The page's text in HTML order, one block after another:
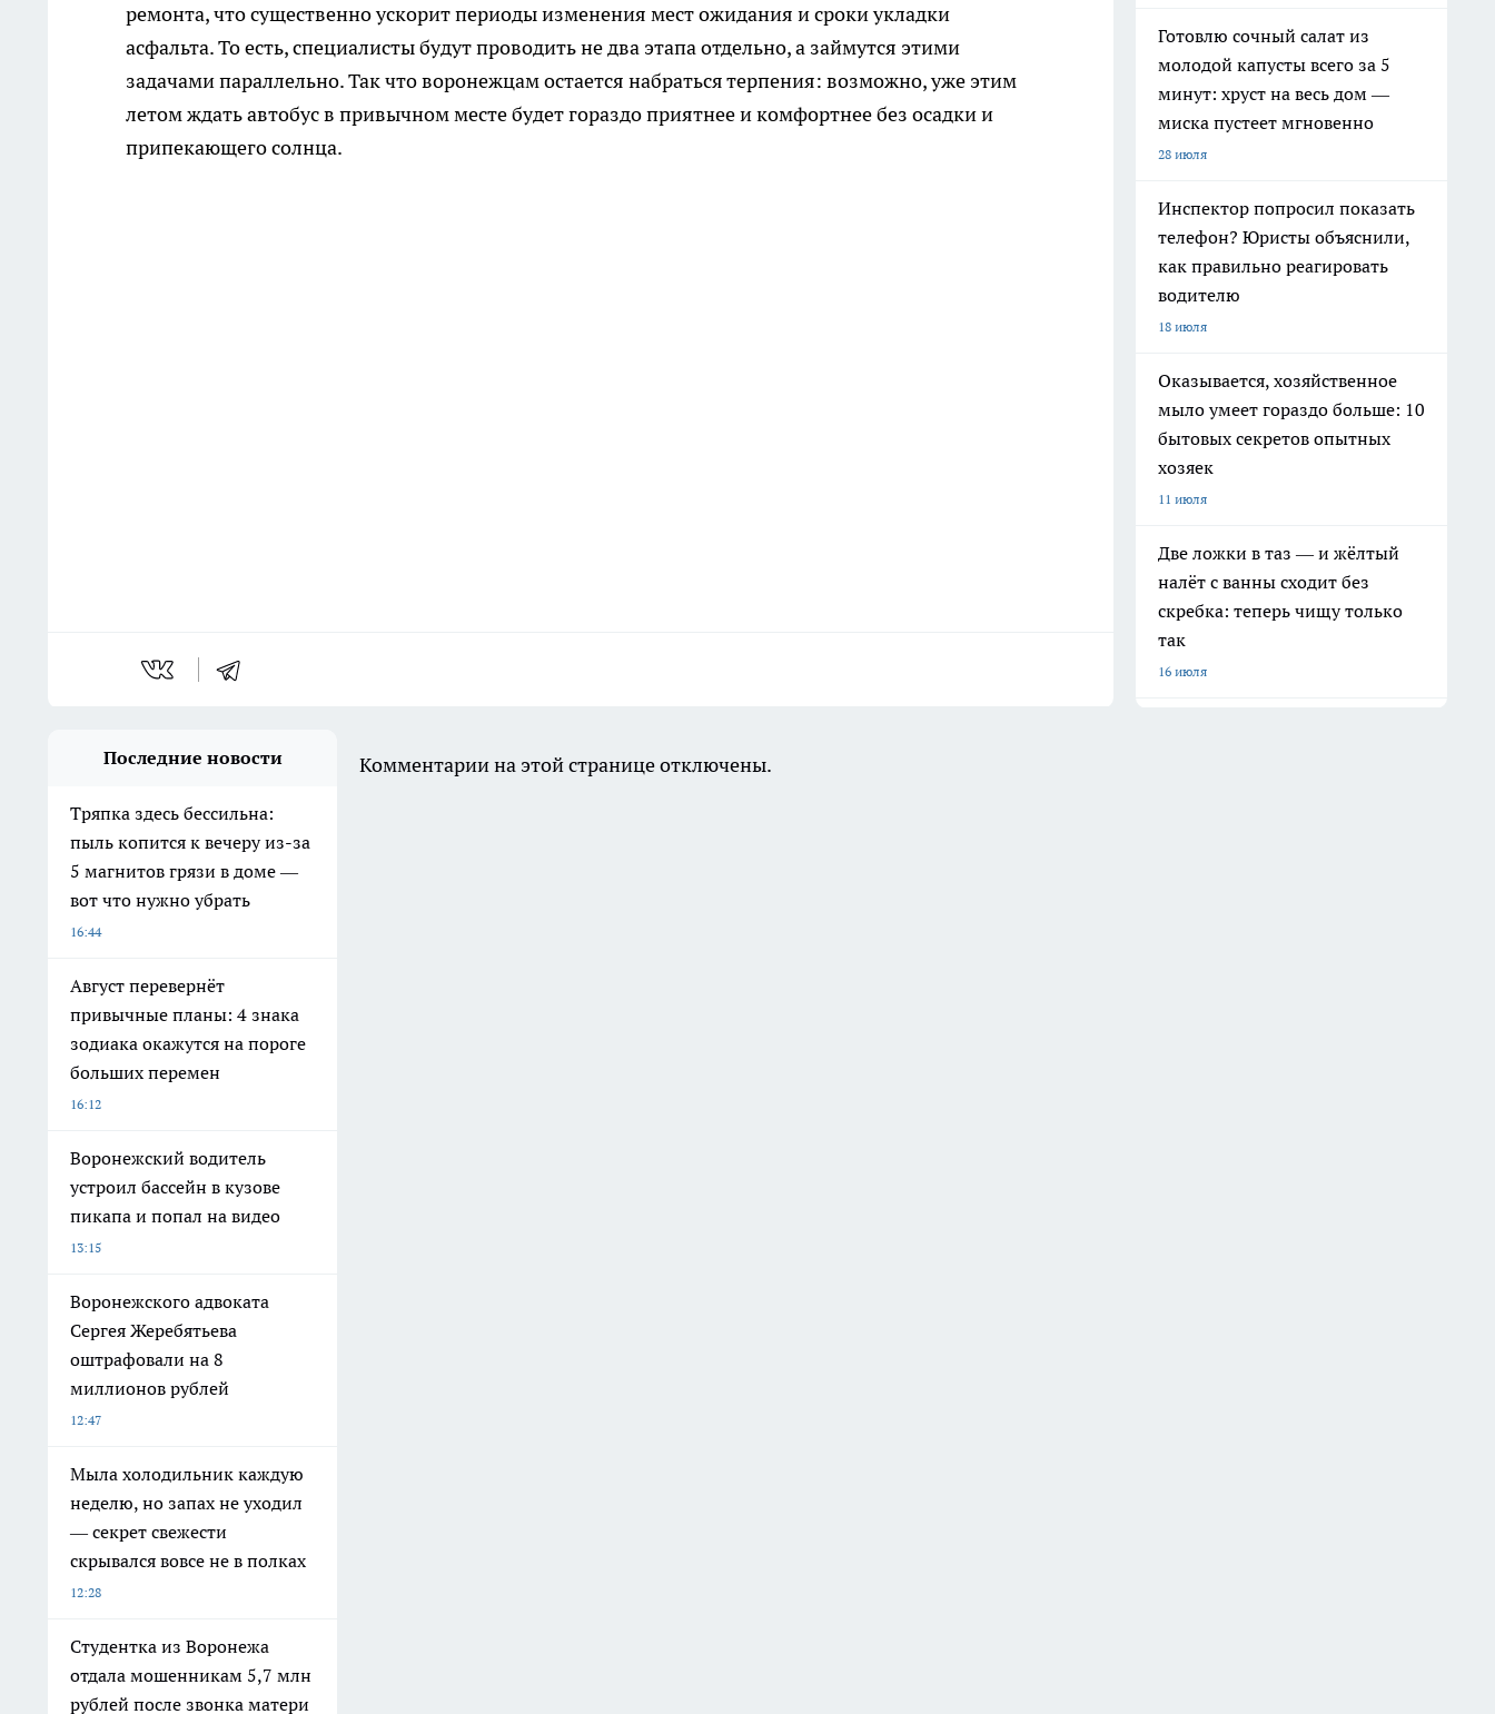
ремонта, что существенно ускорит периоды изменения мест ожидания и сроки укладки
асфальта. То есть, специалисты будут проводить не два этапа отдельно, а займутся этими
задачами параллельно. Так что воронежцам остается набраться терпения: возможно, уже этим
летом ждать автобус в привычном месте будет гораздо приятнее и комфортнее без осадки и
припекающего солнца.
Готовлю сочный салат из
молодой капусты всего за 5
минут: хруст на весь дом —
миска пустеет мгновенно
28 июля
Инспектор попросил показать
телефон? Юристы объяснили,
как правильно реагировать
водителю
18 июля
Оказывается, хозяйственное
мыло умеет гораздо больше: 10
бытовых секретов опытных
хозяек
11 июля
Две ложки в таз — и жёлтый
налёт с ванны сходит без
скребка: теперь чищу только
так
16 июля
Последние новости
Тряпка здесь бессильна:
пыль копится к вечеру из-за
5 магнитов грязи в доме —
вот что нужно убрать
16:44
Август перевернёт
привычные планы: 4 знака
зодиака окажутся на пороге
больших перемен
16:12
Воронежский водитель
устроил бассейн в кузове
пикапа и попал на видео
13:15
Воронежского адвоката
Сергея Жеребятьева
оштрафовали на 8
миллионов рублей
12:47
Мыла холодильник каждую
неделю, но запах не уходил
— секрет свежести
скрывался вовсе не в полках
12:28
Студентка из Воронежа
отдала мошенникам 5,7 млн
рублей после звонка матери
Комментарии на этой странице отключены.